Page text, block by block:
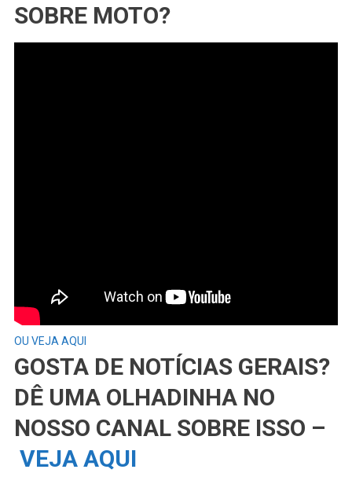
SOBRE MOTO?
OU VEJA AQUI
GOSTA DE NOTÍCIAS GERAIS?
DÊ UMA OLHADINHA NO
NOSSO CANAL SOBRE ISSO –
VEJA AQUI